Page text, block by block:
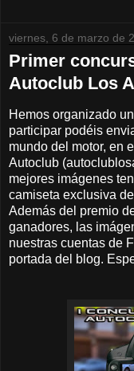
viernes, 6 de marzo de
Primer
Autoclub Los
Hemos organizado
participar podéis
mundo del motor, en
Autoclub
mejores imágenes
camiseta exclusiva
Además del premio
ganadores, las
nuestras cuentas de
portada del blog.